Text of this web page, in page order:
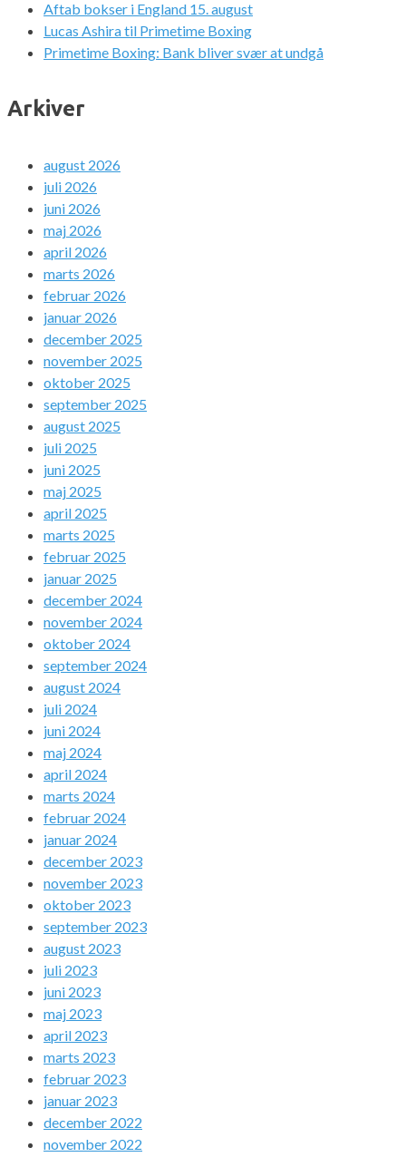
Aftab bokser i England 15. august
Lucas Ashira til Primetime Boxing
Primetime Boxing: Bank bliver svær at undgå
Arkiver
august 2026
juli 2026
juni 2026
maj 2026
april 2026
marts 2026
februar 2026
januar 2026
december 2025
november 2025
oktober 2025
september 2025
august 2025
juli 2025
juni 2025
maj 2025
april 2025
marts 2025
februar 2025
januar 2025
december 2024
november 2024
oktober 2024
september 2024
august 2024
juli 2024
juni 2024
maj 2024
april 2024
marts 2024
februar 2024
januar 2024
december 2023
november 2023
oktober 2023
september 2023
august 2023
juli 2023
juni 2023
maj 2023
april 2023
marts 2023
februar 2023
januar 2023
december 2022
november 2022